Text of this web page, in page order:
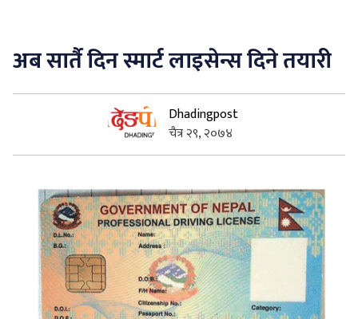
प्रवास
सुचनाहरु
स्वास्थ्य
भिडियो
अब सार्तै दिन स्मार्ट लाइसेन्स दिने तयारी
Dhadingpost
चैत्र २९, २०७४